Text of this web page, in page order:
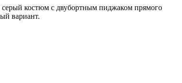
серый костюм с двубортным пиджаком прямого
вариант.